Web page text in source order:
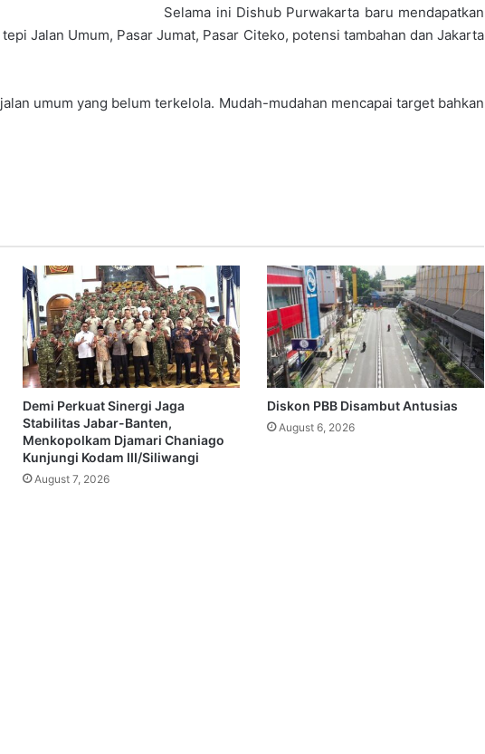
Selama ini Dishub Purwakarta baru mendapatkan
Jalan Umum, Pasar Jumat, Pasar Citeko, potensi tambahan dan Jakarta
umum yang belum terkelola. Mudah-mudahan mencapai target bahkan
Demi Perkuat Sinergi Jaga
Stabilitas Jabar-Banten,
Menkopolkam Djamari Chaniago
Kunjungi Kodam III/Siliwangi
August 7, 2026
Diskon PBB Disambut Antusias
August 6, 2026